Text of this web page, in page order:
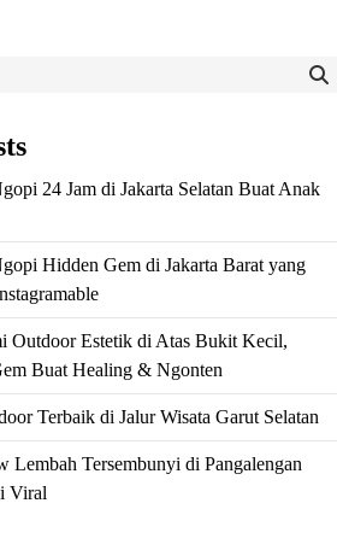
24 Jam di Jakarta Selatan Buat Anak
Hidden Gem di Jakarta Barat yang
Outdoor Estetik di Atas Bukit Kecil,
Buat Healing & Ngonten
Terbaik di Jalur Wisata Garut Selatan
Lembah Tersembunyi di Pangalengan
Viral